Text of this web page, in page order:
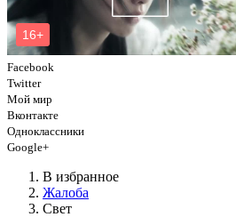
Facebook
Twitter
Мой мир
Вконтакте
Одноклассники
Google+
В избранное
Жалоба
Свет